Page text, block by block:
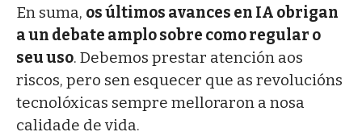
En suma, os últimos avances en IA obrigan
a un debate amplo sobre como regular o
seu uso. Debemos prestar atención aos
riscos, pero sen esquecer que as revolucións
tecnolóxicas sempre melloraron a nosa
calidade de vida.